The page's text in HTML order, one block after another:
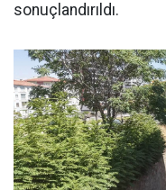
sonuçlandırıldı.